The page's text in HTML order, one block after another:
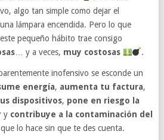
algo tan simple como dejar el
lámpara encendida. Pero lo que
pequeño hábito trae consigo
… y a veces, muy costosas .
inofensivo se esconde un
energía, aumenta tu factura,
dispositivos, pone en riesgo la
y contribuye a la contaminación del
lo hace sin que te des cuenta.